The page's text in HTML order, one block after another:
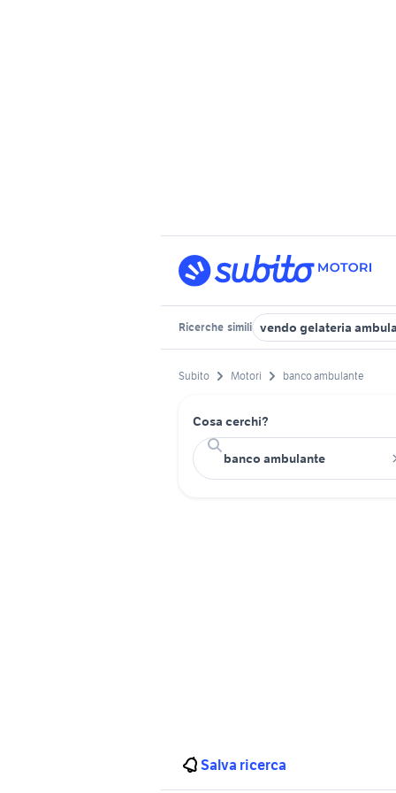
Ricerche simili vendo gelateria
Subito Motori banco ambulante
Cosa cerchi?
Salva ricerca